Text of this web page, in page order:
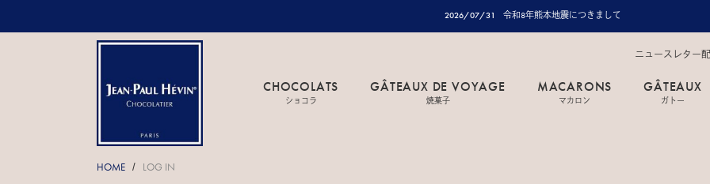
2026/07/31 令和8年熊本地震につきまして
ニュースレター
CHOCOLATS
ショコラ
GÂTEAUX DE VOYAGE
焼菓子
MACARONS
マカロン
GÂTEAUX
ガトー
HOME / LOG IN